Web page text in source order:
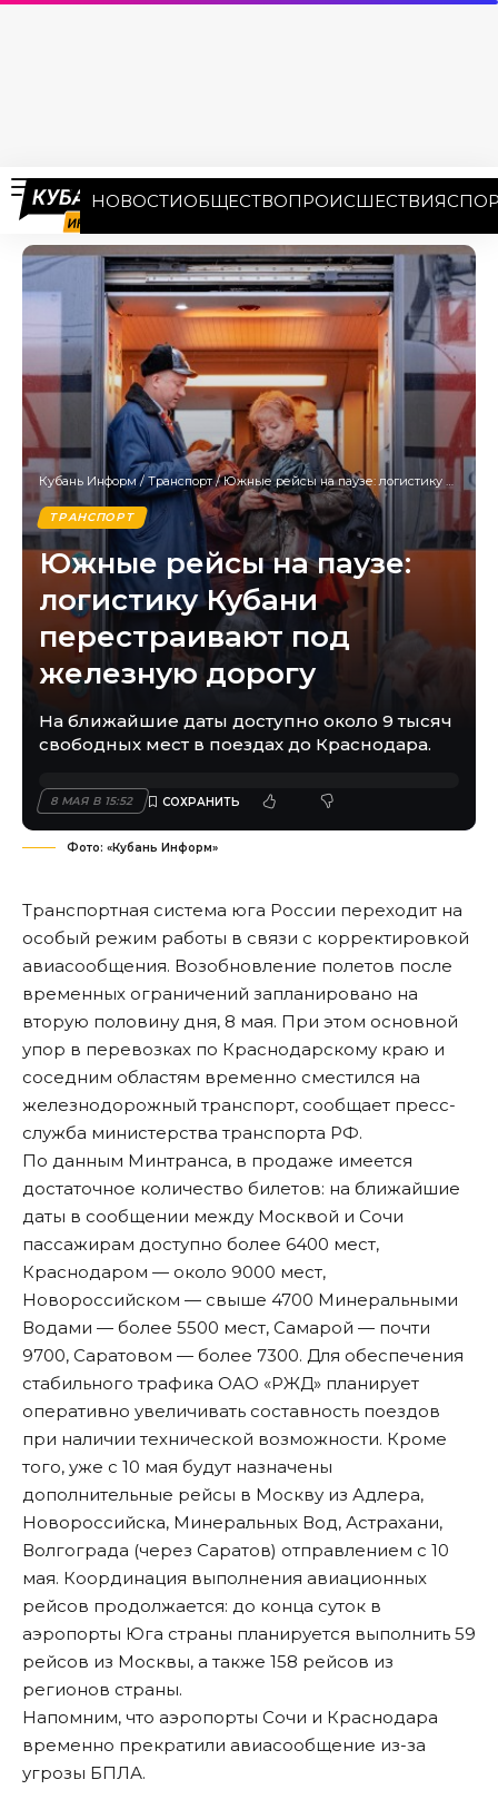
НОВОСТИОБЩЕСТВОПРОИСШЕСТВИЯ
Кубань Информ/Транспорт/Южные рейсы на паузе: логистику Кубани перестраивают под железную дорогу
ТРАНСПОРТ
Южные рейсы на паузе:
логистику Кубани
перестраивают под
железную дорогу
На ближайшие даты доступно около 9 тысяч
свободных мест в поездах до Краснодара.
8 МАЯ В 15:52
Фото: «Кубань Информ»
Транспортная система юга России переходит на
особый режим работы в связи с корректировкой
авиасообщения. Возобновление полетов после
временных ограничений запланировано на
вторую половину дня, 8 мая. При этом основной
упор в перевозках по Краснодарскому краю и
соседним областям временно сместился на
железнодорожный транспорт, сообщает пресс-
служба министерства транспорта РФ.
По данным Минтранса, в продаже имеется
достаточное количество билетов: на ближайшие
даты в сообщении между Москвой и Сочи
пассажирам доступно более 6400 мест,
Краснодаром — около 9000 мест,
Новороссийском — свыше 4700 Минеральными
Водами — более 5500 мест, Самарой — почти
9700, Саратовом — более 7300. Для обеспечения
стабильного трафика ОАО «РЖД» планирует
оперативно увеличивать составность поездов
при наличии технической возможности. Кроме
того, уже с 10 мая будут назначены
дополнительные рейсы в Москву из Адлера,
Новороссийска, Минеральных Вод, Астрахани,
Волгограда (через Саратов) отправлением с 10
мая. Координация выполнения авиационных
рейсов продолжается: до конца суток в
аэропорты Юга страны планируется выполнить 59
рейсов из Москвы, а также 158 рейсов из
регионов страны.
Напомним, что аэропорты Сочи и Краснодара
временно прекратили авиасообщение из-за
угрозы БПЛА.